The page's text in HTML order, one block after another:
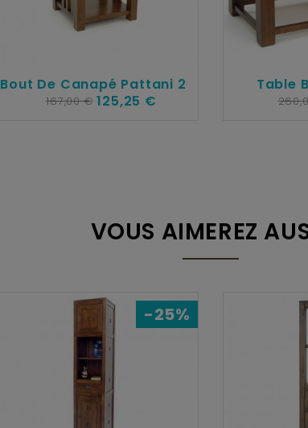
Bout De Canapé Pattani 2
167,00 € 125,25 €
Table
VOUS AIMEREZ
-25%